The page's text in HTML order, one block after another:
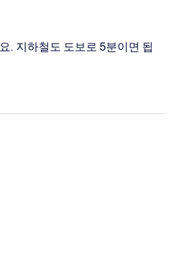
. 지하철도 도보로 5분이면 됩